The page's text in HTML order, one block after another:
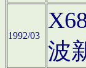
1992/03
波